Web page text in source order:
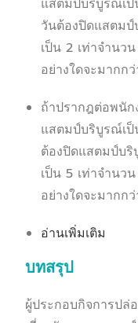
แสตมป์บริบูรณ์เ
วันต้องปิดแสตมป์
เป็น 2 เท่าจำนว
อย่างใดจะมากกว่
ถ้าปรากฎต่อพนัก
แสตมป์บริบูรณ์เ
ต้องปิดแสตมป์บริ
เป็น 5 เท่าจำนว
อย่างใดจะมากกว่
อ่านเพิ่มเติม
บทสรุป
ผู้ประกอบกิจการปล่